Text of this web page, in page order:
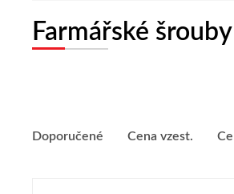
Farmářské
Doporučené Cena vzest.